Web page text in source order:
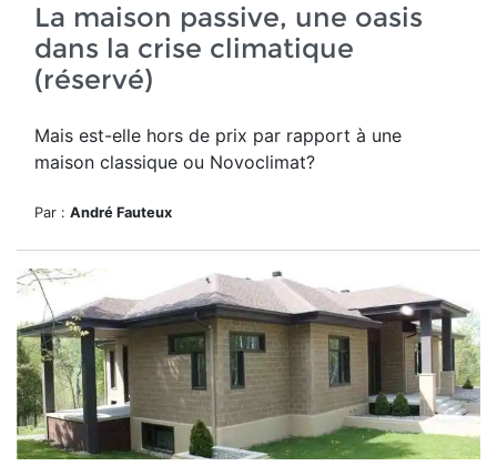
La maison passive, une oasis
dans la crise climatique
(réservé)
Mais est-elle hors de prix par rapport à une
maison classique ou Novoclimat?
Par : André Fauteux